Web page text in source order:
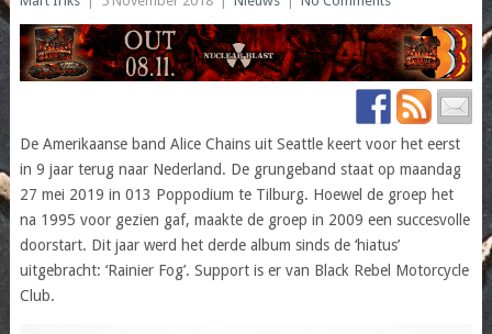
De Amerikaanse band Alice Chains uit Seattle keert voor het eerst
in 9 jaar terug naar Nederland. De grungeband staat op maandag
27 mei 2019 in 013 Poppodium te Tilburg. Hoewel de groep het
na 1995 voor gezien gaf, maakte de groep in 2009 een succesvolle
doorstart. Dit jaar werd het derde album sinds de ‘hiatus’
uitgebracht: ‘Rainier Fog’. Support is er van Black Rebel Motorcycle
Club.